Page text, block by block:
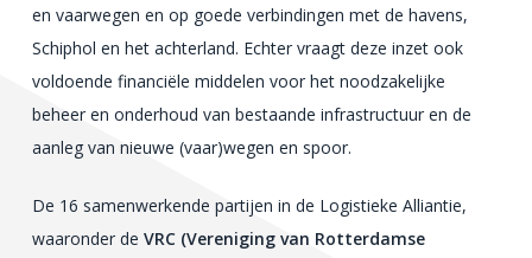
en vaarwegen en op goede verbindingen met de havens,
Schiphol en het achterland. Echter vraagt deze inzet ook
voldoende financiële middelen voor het noodzakelijke
beheer en onderhoud van bestaande infrastructuur en de
aanleg van nieuwe (vaar)wegen en spoor.
De 16 samenwerkende partijen in de Logistieke Alliantie,
waaronder de VRC (Vereniging van Rotterdamse